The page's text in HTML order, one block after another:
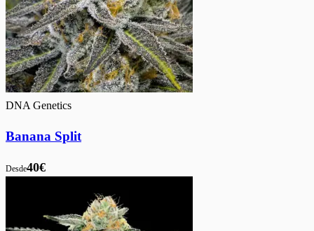
DNA Genetics
Banana Split
Desde40€